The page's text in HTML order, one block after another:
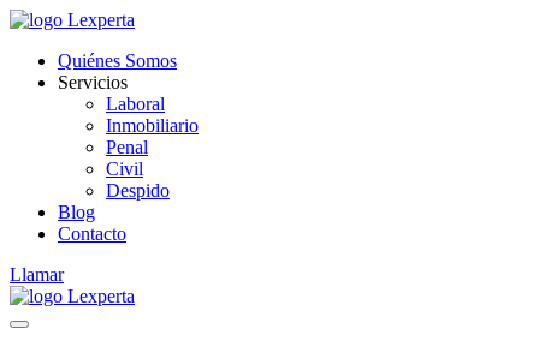
Quiénes Somos
Servicios
Laboral
Inmobiliario
Penal
Civil
Despido
Blog
Contacto
Llamar